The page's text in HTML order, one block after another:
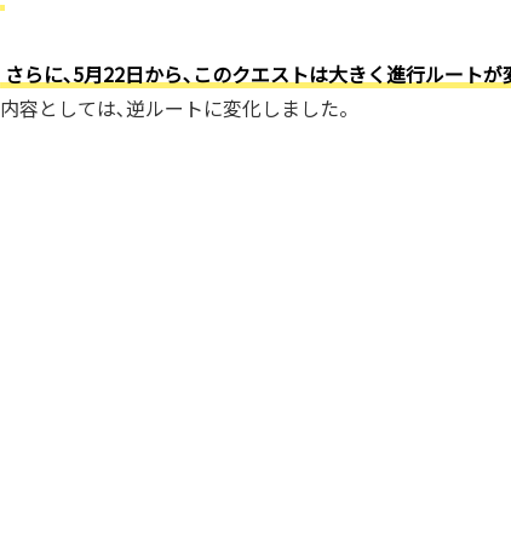
さらに､5月22日から､このクエストは大きく進行ルートが
内容としては､逆ルートに変化しました。